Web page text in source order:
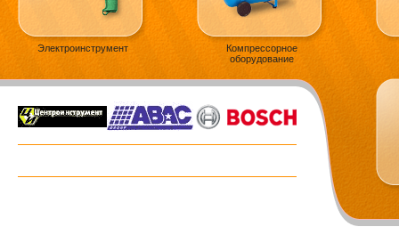
Электроинструмент
Компрессорное
оборудование